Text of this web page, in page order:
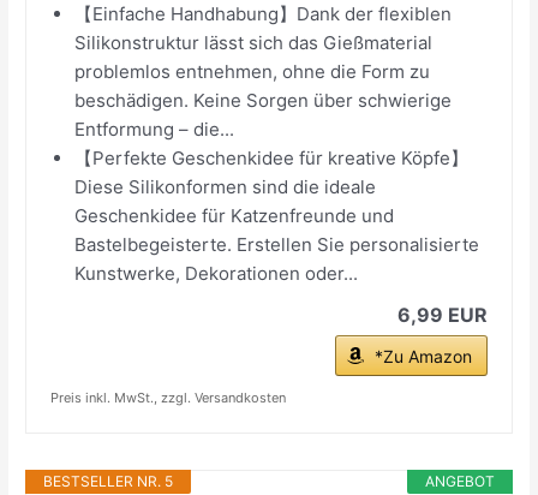
【Einfache Handhabung】Dank der flexiblen
Silikonstruktur lässt sich das Gießmaterial
problemlos entnehmen, ohne die Form zu
beschädigen. Keine Sorgen über schwierige
Entformung – die...
【Perfekte Geschenkidee für kreative Köpfe】
Diese Silikonformen sind die ideale
Geschenkidee für Katzenfreunde und
Bastelbegeisterte. Erstellen Sie personalisierte
Kunstwerke, Dekorationen oder...
6,99 EUR
*Zu Amazon
Preis inkl. MwSt., zzgl. Versandkosten
ANGEBOT
BESTSELLER NR. 5